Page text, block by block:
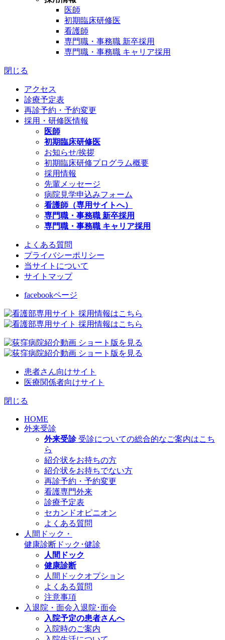
医師
初期臨床研修医
看護師
専門職・事務職 新卒採用
専門職・事務職 キャリア採用
閉じる
アクセス
診療予定表
再診予約・予約変更
採用・研修医情報
医師
初期臨床研修医
お知らせ/挨拶
初期臨床研修プログラム概要
採用情報
先輩メッセージ
病院見学申込みフォーム
看護師（専用サイトへ）
専門職・事務職 新卒採用
専門職・事務職 キャリア採用
よくある質問
プライバシーポリシー
当サイトについて
サイトマップ
facebookページ
患者さん向けサイト
医療関係者向けサイト
閉じる
HOME
外来受診
外来受診 受診についての総合的なご案内はこち
ら
紹介状をお持ちの方
紹介状をお持ちでない方
再診予約・予約変更
看護専門外来
診療予定表
セカンドオピニオン
よくある質問
人間ドック・
健康診断 ドック･健診
人間ドック
健康診断
人間ドックオプション
よくある質問
注意事項
入退院・面会 入退院･面会
入院予定の患者さんへ
入院時のご案内